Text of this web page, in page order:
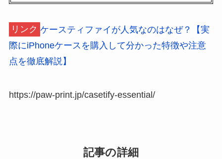
リンク ケースティファイが人気なのはなぜ？【実
際にiPhoneケースを購入して分かった特徴や注意
点を徹底解説】
https://paw-print.jp/casetify-essential/
記事の詳細